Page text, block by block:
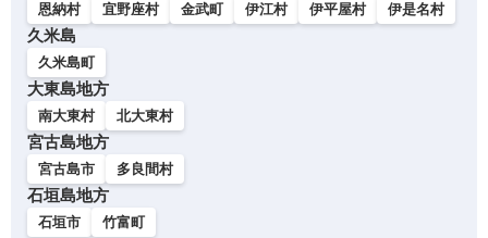
恩納村
宜野座村 金武町 伊江村 伊平屋村 伊是名村
久米島
久米島町
大東島地方
南大東村 北大東村
宮古島地方
宮古島市 多良間村
石垣島地方
石垣市 竹富町